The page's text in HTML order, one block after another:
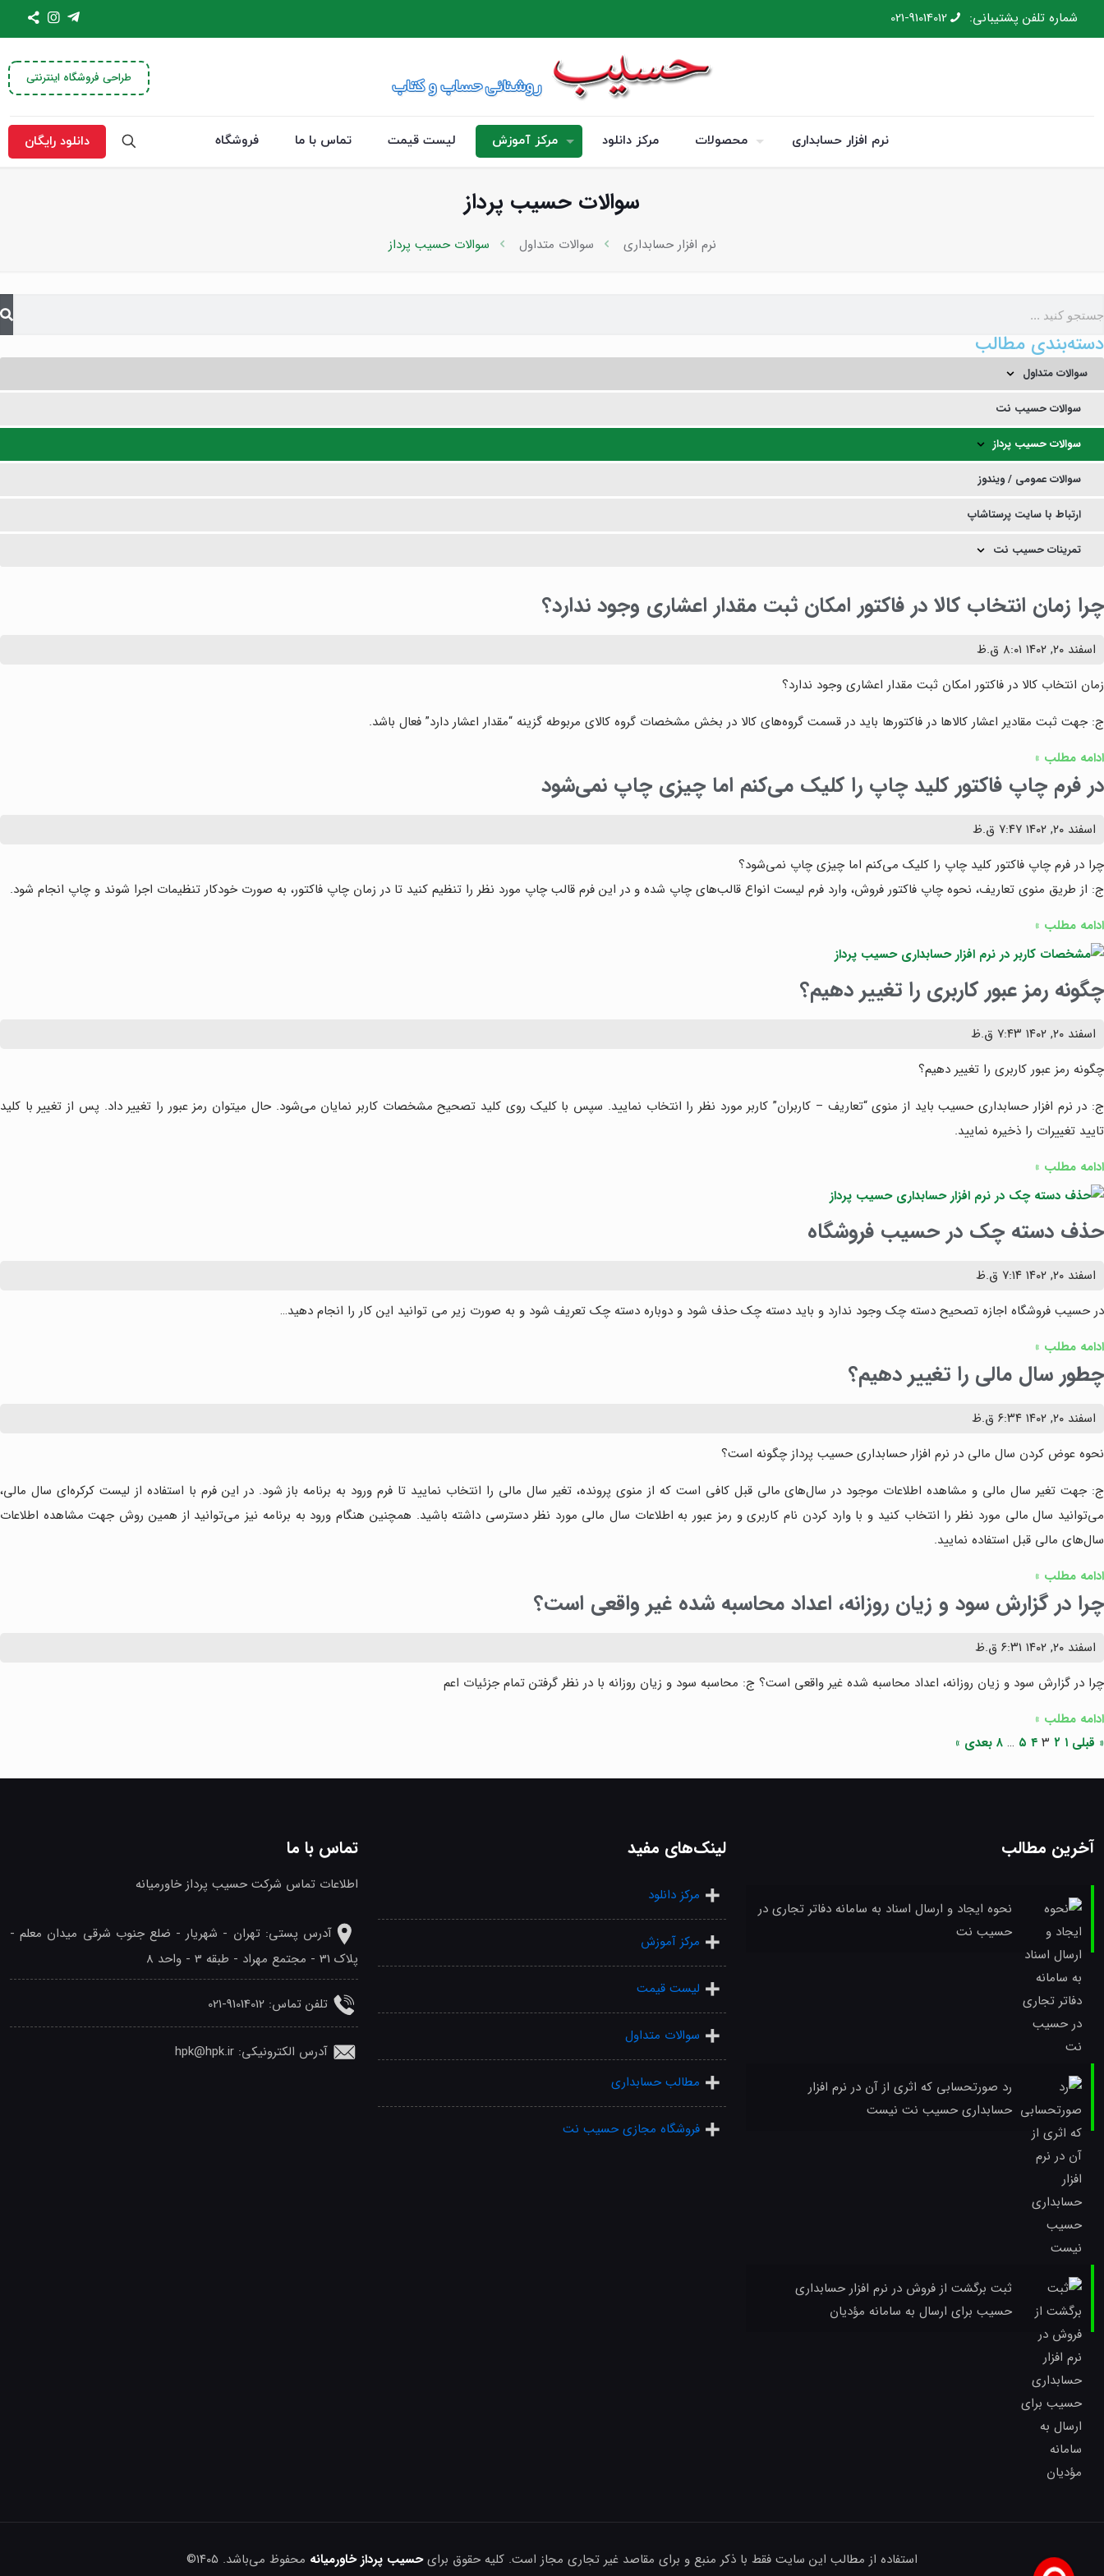
شماره تلفن پشتیبانی: 021-91014012
طراحی فروشگاه اینترنتی
نرم افزار حسابداری محصولات مرکز دانلود مرکز آموزش لیست قیمت تماس با ما فروشگاه دانلود رایگان
سوالات حسیب پرداز
نرم افزار حسابداری سوالات متداول سوالات حسیب پرداز
دسته‌بندی مطالب
سوالات متداول
سوالات حسیب نت
سوالات حسیب پرداز
سوالات عمومی / ویندوز
ارتباط با سایت پرستاشاپ
تمرینات حسیب نت
چرا زمان انتخاب کالا در فاکتور امکان ثبت مقدار اعشاری وجود ندارد؟
اسفند ۲۰, ۱۴۰۲
۸:۰۱ ق.ظ
زمان انتخاب کالا در فاکتور امکان ثبت مقدار اعشاری وجود ندارد؟
ج: جهت ثبت مقادیر اعشار کالاها در فاکتورها باید در قسمت گروه‌های کالا در بخش مشخصات گروه کالای مربوطه گزینه “مقدار اعشار دارد” فعال باشد.
ادامه مطلب »
در فرم چاپ فاکتور کلید چاپ را کلیک می‌کنم اما چیزی چاپ نمی‌شود
اسفند ۲۰, ۱۴۰۲
۷:۴۷ ق.ظ
چرا در فرم چاپ فاکتور کلید چاپ را کلیک می‌کنم اما چیزی چاپ نمی‌شود؟
ج: از طریق منوی تعاریف، نحوه چاپ فاکتور فروش، وارد فرم لیست انواع قالب‌های چاپ شده و در این فرم قالب چاپ مورد نظر را تنظیم کنید تا در زمان چاپ فاکتور، به صورت خودکار تنظیمات اجرا شوند و چاپ انجام شود.
ادامه مطلب »
چگونه رمز عبور کاربری را تغییر دهیم؟
اسفند ۲۰, ۱۴۰۲
۷:۴۳ ق.ظ
چگونه رمز عبور کاربری را تغییر دهیم؟
ج: در نرم افزار حسابداری حسیب باید از منوی “تعاریف – کاربران” کاربر مورد نظر را انتخاب نمایید. سپس با کلیک روی کلید تصحیح مشخصات کاربر نمایان می‌شود. حال میتوان رمز عبور را تغییر داد. پس از تغییر با کلید
تایید تغییرات را ذخیره نمایید.
ادامه مطلب »
حذف دسته چک در حسیب فروشگاه
اسفند ۲۰, ۱۴۰۲
۷:۱۴ ق.ظ
در حسیب فروشگاه اجازه تصحیح دسته چک وجود ندارد و باید دسته چک حذف شود و دوباره دسته چک تعریف شود و به صورت زیر می توانید این کار را انجام دهید…
ادامه مطلب »
چطور سال مالی را تغییر دهیم؟
اسفند ۲۰, ۱۴۰۲
۶:۳۴ ق.ظ
نحوه عوض کردن سال مالی در نرم افزار حسابداری حسیب پرداز چگونه است؟
ج:‌ جهت تغیر سال مالی و مشاهده اطلاعات موجود در سال‌های مالی قبل کافی است که از منوی پرونده، تغیر سال مالی را انتخاب نمایید تا فرم ورود به برنامه باز شود. در این فرم با استفاده از لیست کرکره‌ای سال مالی،
می‌توانید سال مالی مورد نظر را انتخاب کنید و با وارد کردن نام کاربری و رمز عبور به اطلاعات سال مالی مورد نظر دسترسی داشته باشید. همچنین هنگام ورود به برنامه نیز می‌توانید از همین روش جهت مشاهده اطلاعات
سال‌های مالی قبل استفاده نمایید.
ادامه مطلب »
چرا در گزارش سود و زیان روزانه، اعداد محاسبه شده غیر واقعی است؟
اسفند ۲۰, ۱۴۰۲
۶:۳۱ ق.ظ
چرا در گزارش سود و زیان روزانه، اعداد محاسبه شده غیر واقعی است؟ ج: محاسبه سود و زیان روزانه با در نظر گرفتن تمام جزئیات اعم
ادامه مطلب »
« قبلی ۱ ۲ ۳ ۴ ۵ … ۸ بعدی »
آخرین مطالب
نحوه ایجاد و ارسال اسناد به سامانه دفاتر تجاری در
حسیب نت
رد صورتحسابی که اثری از آن در نرم افزار
حسابداری حسیب نت نیست
ثبت برگشت از فروش در نرم افزار حسابداری
حسیب برای ارسال به سامانه مؤدیان
لینک‌های مفید
مرکز دانلود
مرکز آموزش
لیست قیمت
سوالات متداول
مطالب حسابداری
فروشگاه مجازی حسیب نت
تماس با ما
اطلاعات تماس شرکت حسیب پرداز خاورمیانه
آدرس پستی: تهران - شهريار - ضلع جنوب شرقی میدان معلم -
پلاک 31 - مجتمع مهراد - طبقه 3 - واحد 8
تلفن‌ تماس: 91014012-021
آدرس الکترونیکی: hpk@hpk.ir
استفاده از مطالب این سایت فقط با ذکر منبع و برای مقاصد غیر تجاری مجاز است. کلیه حقوق برایحسیب پرداز خاورمیانه محفوظ می‌باشد. ۱۴۰۵©